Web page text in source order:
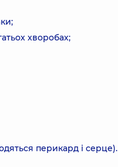
хворобах;
перикард і серце).